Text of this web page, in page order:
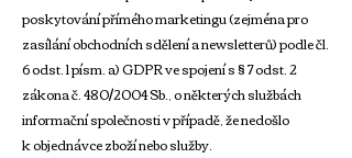
poskytování přímého marketingu (zejména pro
zasílání obchodních sdělení a newsletterů) podle čl.
6 odst. 1 písm. a) GDPR ve spojení s § 7 odst. 2
zákona č. 480/2004 Sb., o některých službách
informační společnosti v případě, že nedošlo
k objednávce zboží nebo služby.